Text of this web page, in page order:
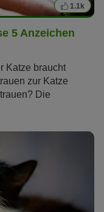
1.1k
5 Anzeichen
Katze braucht
zur Katze
Die
vertraut.